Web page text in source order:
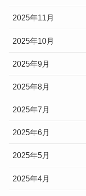
2025年11月
2025年10月
2025年9月
2025年8月
2025年7月
2025年6月
2025年5月
2025年4月